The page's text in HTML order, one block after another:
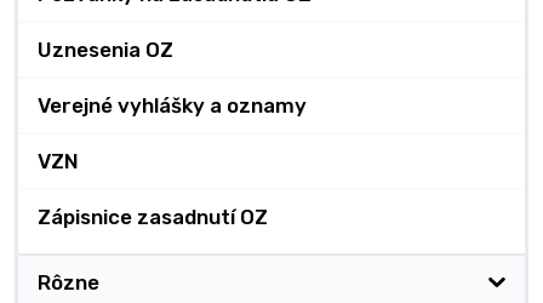
Uznesenia OZ
Verejné vyhlášky a oznamy
VZN
Zápisnice zasadnutí OZ
Rôzne